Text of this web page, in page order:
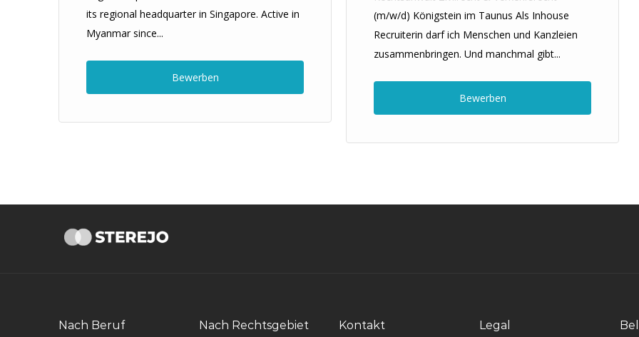
its regional headquarter in Singapore. Active in
Myanmar since...
Bewerben
(m/w/d) Königstein im Taunus Als Inhouse
Recruiterin darf ich Menschen und Kanzleien
zusammenbringen. Und manchmal gibt...
Bewerben
Nach Beruf Nach Rechtsgebiet Kontakt Legal